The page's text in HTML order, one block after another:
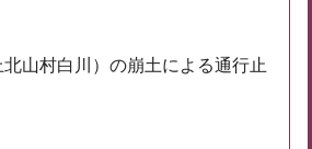
山村白川）の崩土による通行止